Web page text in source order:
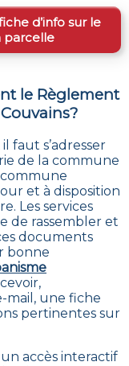
d’info sur le
parcelle
le Règlement
Couvains?
il faut s’adresser
de la commune
et à disposition
Les services
de rassembler et
documents
bonne
une fiche
pertinentes sur
accès interactif